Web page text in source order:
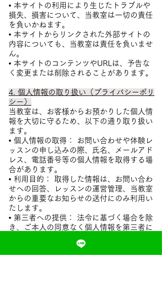
• 本サイトの利用により生じたトラブルや
損失、損害について、当教室は一切の責任
を負いかねます。
• 本サイトからリンクされた外部サイトの
内容についても、当教室は責任を負いませ
ん。
• 本サイトのコンテンツやURLは、予告な
く変更または削除されることがあります。
4. 個人情報の取り扱い（プライバシーポリ
シー）
当教室は、お客様からお預かりした個人情
報を大切に守るため、以下の通り取り扱い
ます。
• 個人情報の取得： お問い合わせや体験レ
ッスンの申し込みの際、氏名、メールアド
レス、電話番号等の個人情報を取得する場
合があります。
• 利用目的： 取得した情報は、お問い合わ
せへの回答、レッスンの運営管理、当教室
からの重要なお知らせの送付にのみ利用い
たします。
• 第三者への提供： 法令に基づく場合を除
き、ご本人の同意なく個人情報を第三者に
• 写真・動画の取り扱い： レッスン中に撮
影したお子様の写真や動画をホームページ